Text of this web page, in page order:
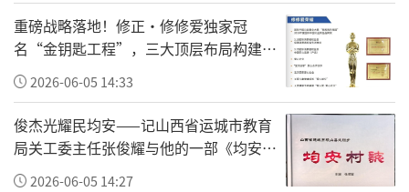
月，新疆阿克陶县木吉乡，几位自驾游客的车
辆陷入泥潭。路过的牧民阿布都加帕尔·猛得
伸出援手，帮车辆脱困后，游客掏钱表示感
谢。由于语言不通，情急之下，大叔指向了自
己胸前的党徽。那一刻，无数网友泪目。人民
日报评论道：“亮的是身份，树的是形象。”
重磅战略落地！修正•修修爱独家冠
名“金钥匙工程”，三大顶层布局构建全
国一老一小安全防护新体系
2026-06-05 14:33
俊杰光耀民均安——记山西省运城市教育
局关工委主任张俊耀与他的一部《均安村
志》2026-06-05 14:27